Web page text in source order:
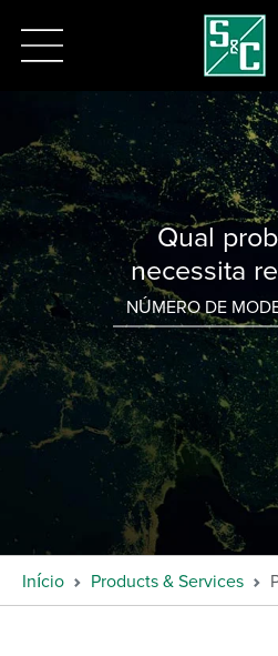
Qual
necessita
Início Products & Services